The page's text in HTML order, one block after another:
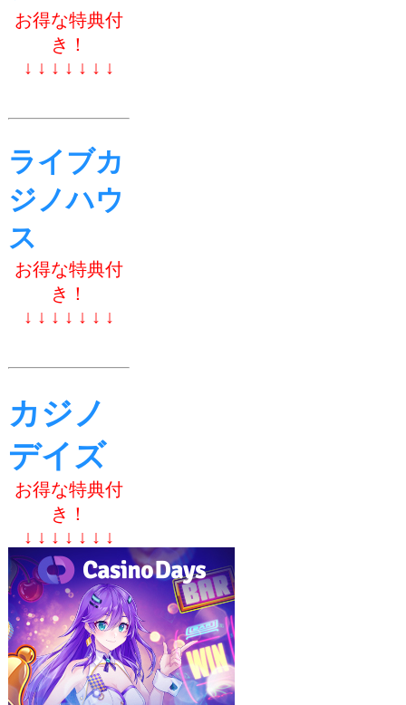
お得な特典付
き！
↓ ↓ ↓ ↓ ↓ ↓ ↓
ライブカ
ジノハウ
ス
お得な特典付
き！
↓ ↓ ↓ ↓ ↓ ↓ ↓
カジノ
デイズ
お得な特典付
き！
↓ ↓ ↓ ↓ ↓ ↓ ↓